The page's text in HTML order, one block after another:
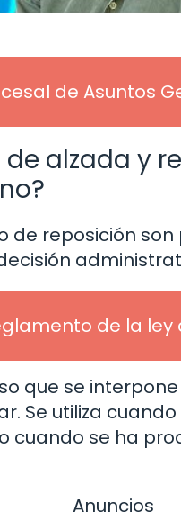
de Asuntos
alzada y
de reposición
de la ley
que se
Se utiliza
cuando se ha
Anuncios